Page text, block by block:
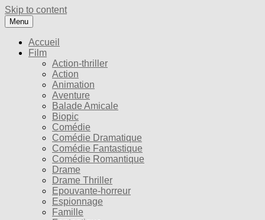
Skip to content
Menu
Accueil
Film
Action-thriller
Action
Animation
Aventure
Balade Amicale
Biopic
Comédie
Comédie Dramatique
Comédie Fantastique
Comédie Romantique
Drame
Drame Thriller
Epouvante-horreur
Espionnage
Famille